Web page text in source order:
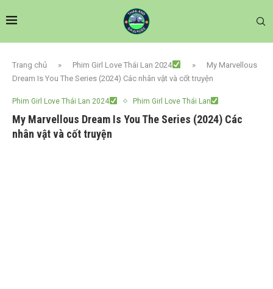
Trang chủ » Phim Girl Love Thái Lan 2024 »
My Marvellous
Dream Is You The Series (2024) Các nhân vật và cốt truyện
Phim Girl Love Thái Lan 2024 Phim Girl Love Thái Lan
My Marvellous Dream Is You The Series (2024) Các
nhân vật và cốt truyện